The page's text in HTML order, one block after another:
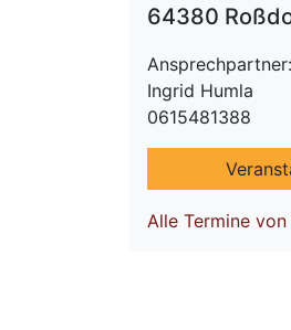
64380
Ansprechpartner:
Ingrid Humla
0615481388
Alle Termine